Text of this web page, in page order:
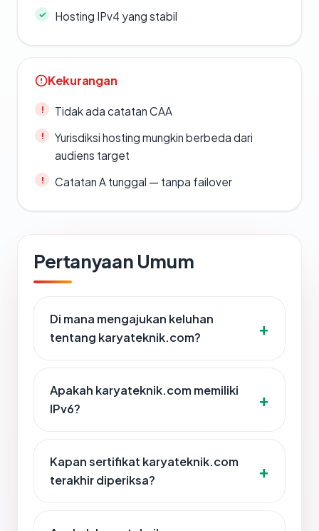
Hosting IPv4 yang stabil
Kekurangan
Tidak ada catatan CAA
Yurisdiksi hosting mungkin berbeda dari
audiens target
Catatan A tunggal — tanpa failover
Pertanyaan Umum
Di mana mengajukan keluhan
tentang karyateknik.com?
Apakah karyateknik.com memiliki
IPv6?
Kapan sertifikat karyateknik.com
terakhir diperiksa?